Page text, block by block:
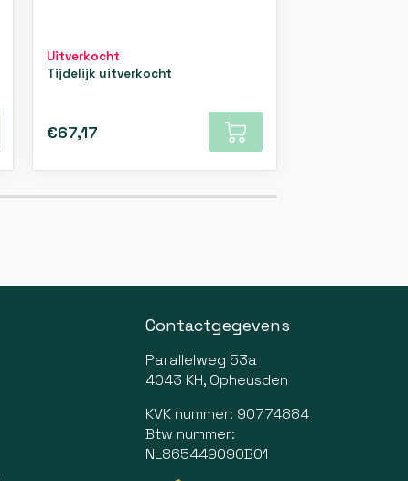
Uitverkocht
Tijdelijk uitverkocht
€67,17
Contactgegevens
Parallelweg 53a
4043 KH, Opheusden
KVK nummer: 90774884
Btw nummer:
NL865449090B01